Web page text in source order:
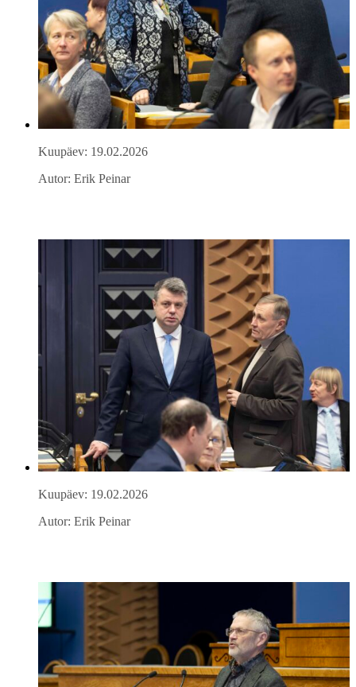
Kuupäev: 19.02.2026
Autor: Erik Peinar
Kuupäev: 19.02.2026
Autor: Erik Peinar